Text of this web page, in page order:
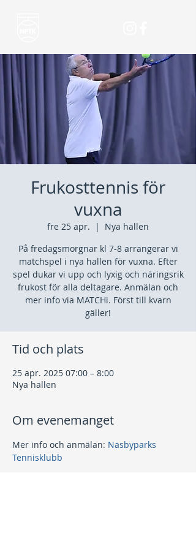
Frukosttennis för
vuxna
fre 25 apr.
  |
Nya hallen
På fredagsmorgnar kl 7-8 arrangerar vi
matchspel i nya hallen för vuxna. Efter
spel dukar vi upp och lyxig och näringsrik
frukost för alla deltagare. Anmälan och
mer info via MATCHi. Först till kvarn
gäller!
Tid och plats
25 apr. 2025 07:00 – 8:00
Nya hallen
Om evenemanget
Mer info och anmälan: Näsbyparks
Tennisklubb